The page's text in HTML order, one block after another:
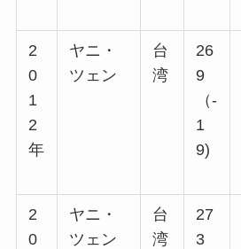
2
0
1
2
年
ヤニ・
ツェン
台
湾
26
9
（-
1
9)
2
0
ヤニ・
ツェン
台
湾
27
3